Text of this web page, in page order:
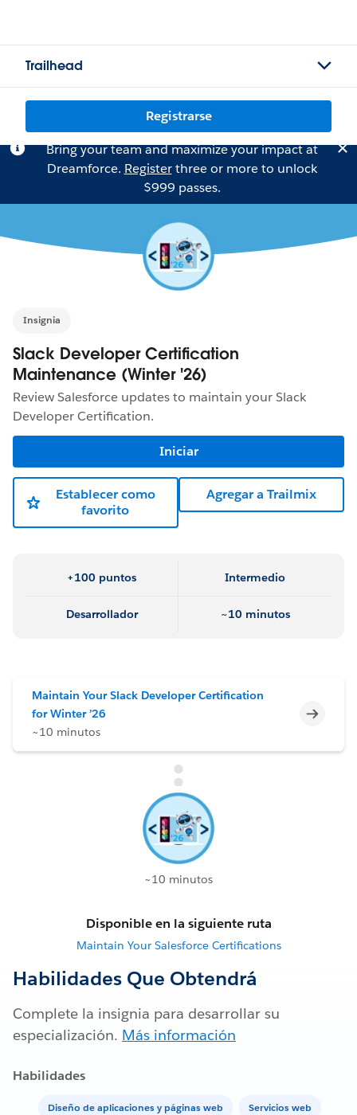
Trailhead
Registrarse
Bring your team and maximize your impact at
Dreamforce. Registerthree or more to unlock
$999 passes.
Insignia
Slack Developer Certification
Maintenance (Winter '26)
Review Salesforce updates to maintain your Slack
Developer Certification.
Iniciar
Establecer como
favorito
Agregar a Trailmix
+100 puntos Intermedio
Desarrollador ~10 minutos
Maintain Your Slack Developer Certification
for Winter ’26
~10 minutos
~10 minutos
Disponible en la siguiente ruta
Maintain Your Salesforce Certifications
Habilidades Que Obtendrá
Complete la insignia para desarrollar su
especialización. Más información
Habilidades
Diseño de aplicaciones y páginas web Servicios web